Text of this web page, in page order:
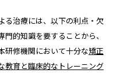
る治療には、以下の利点・欠
的知識を要することから、
研修機関において十分な矯正
教育と臨床的なトレーニング